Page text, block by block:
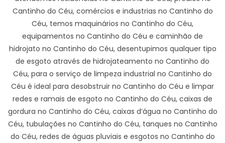
Cantinho do Céu, comércios e industrias no Cantinho do
Céu, temos maquinários no Cantinho do Céu,
equipamentos no Cantinho do Céu e caminhão de
hidrojato no Cantinho do Céu, desentupimos qualquer tipo
de esgoto através de hidrojateamento no Cantinho do
Céu, para o serviço de limpeza industrial no Cantinho do
Céu é ideal para desobstruir no Cantinho do Céu e limpar
redes e ramais de esgoto no Cantinho do Céu, caixas de
gordura no Cantinho do Céu, caixas d’água no Cantinho do
Céu, tubulações no Cantinho do Céu, tanques no Cantinho
do Céu, redes de águas pluviais e esgotos no Cantinho do